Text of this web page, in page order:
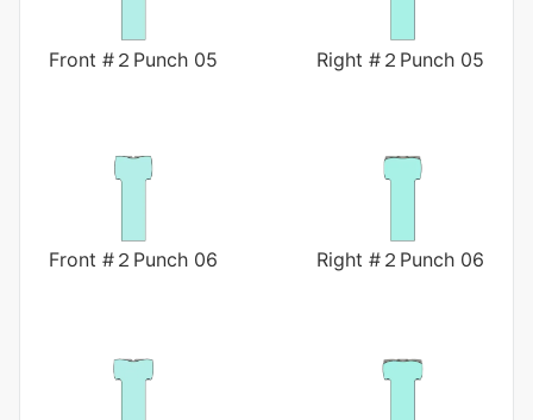
Front #２Punch 05 Right #２Punch 05
Front #２Punch 06 Right #２Punch 06